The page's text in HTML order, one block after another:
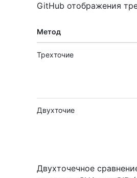
GitHub отображения
Метод
Трехточие
Двухточие
Двухточечное